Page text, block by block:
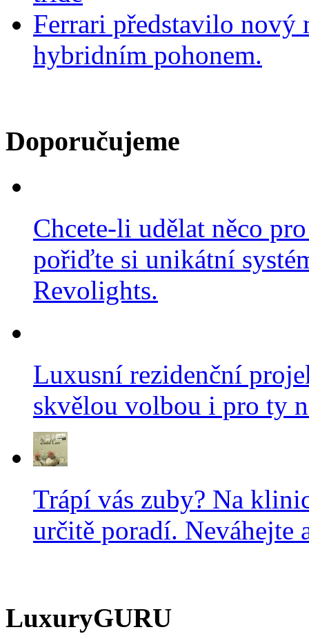
Ferrari představilo nový
hybridním pohonem.
Doporučujeme
Chcete-li udělat něco
pořiďte si unikátní
Revolights.
Luxusní rezidenční
skvělou volbou i pro ty
Trápí vás zuby? Na
určitě poradí. Neváhejte
LuxuryGURU